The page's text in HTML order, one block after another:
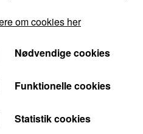
55,00 kr.
Skolelærer Jens
vilkår. Som et af
forældrene, som
om cookies her
Nødvendige cookies
Funktionelle cookies
Statistik cookies